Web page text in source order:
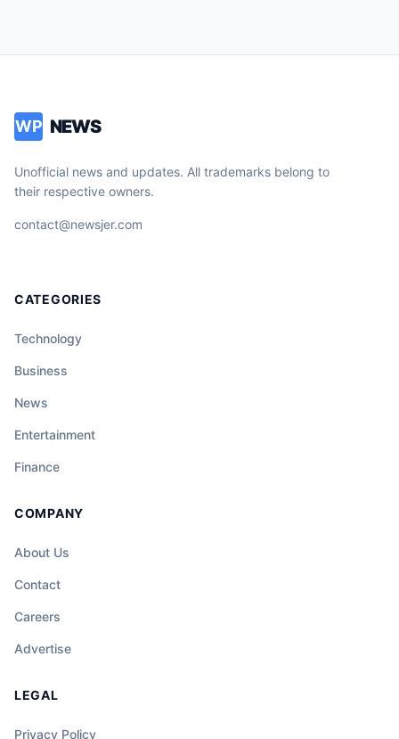
WP NEWS
Unofficial news and updates. All trademarks belong to
their respective owners.
contact@newsjer.com
CATEGORIES
Technology
Business
News
Entertainment
Finance
COMPANY
About Us
Contact
Careers
Advertise
LEGAL
Privacy Policy